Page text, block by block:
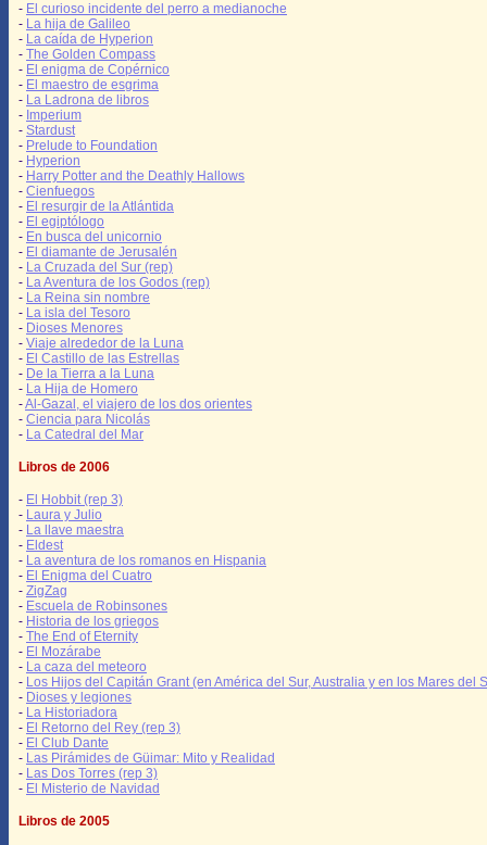
- El curioso incidente del perro a medianoche
- La hija de Galileo
- La caída de Hyperion
- The Golden Compass
- El enigma de Copérnico
- El maestro de esgrima
- La Ladrona de libros
- Imperium
- Stardust
- Prelude to Foundation
- Hyperion
- Harry Potter and the Deathly Hallows
- Cienfuegos
- El resurgir de la Atlántida
- El egiptólogo
- En busca del unicornio
- El diamante de Jerusalén
- La Cruzada del Sur (rep)
- La Aventura de los Godos (rep)
- La Reina sin nombre
- La isla del Tesoro
- Dioses Menores
- Viaje alrededor de la Luna
- El Castillo de las Estrellas
- De la Tierra a la Luna
- La Hija de Homero
-Al-Gazal, el viajero de los dos orientes
- Ciencia para Nicolás
- La Catedral del Mar
Libros de 2006
- El Hobbit (rep 3)
- Laura y Julio
- La llave maestra
- Eldest
- La aventura de los romanos en Hispania
- El Enigma del Cuatro
- ZigZag
- Escuela de Robinsones
- Historia de los griegos
- The End of Eternity
- El Mozárabe
- La caza del meteoro
- Los Hijos del Capitán Grant (en América del Sur, Australia y en los Mares del
- Dioses y legiones
- La Historiadora
- El Retorno del Rey (rep 3)
- El Club Dante
- Las Pirámides de Güimar: Mito y Realidad
- Las Dos Torres (rep 3)
- El Misterio de Navidad
Libros de 2005